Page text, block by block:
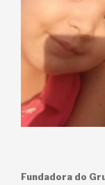
Fundadora do